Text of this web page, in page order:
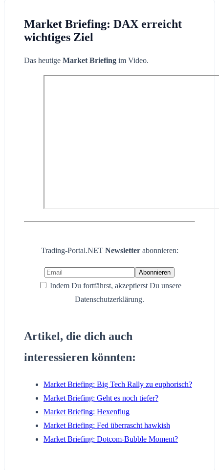
Market Briefing: DAX erreicht
wichtiges Ziel
Das heutige Market Briefing im Video.
Trading-Portal.NET Newsletter abonnieren:
Indem Du fortfährst, akzeptierst Du unsere
Datenschutzerklärung.
Artikel, die dich auch
interessieren könnten:
Market Briefing: Big Tech Rally zu euphorisch?
Market Briefing: Geht es noch tiefer?
Market Briefing: Hexenflug
Market Briefing: Fed überrascht hawkish
Market Briefing: Dotcom-Bubble Moment?